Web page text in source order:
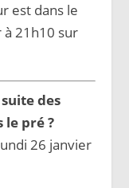
est dans le
21h10 sur
des
le pré ?
26 janvier